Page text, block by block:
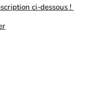
ci-dessous !